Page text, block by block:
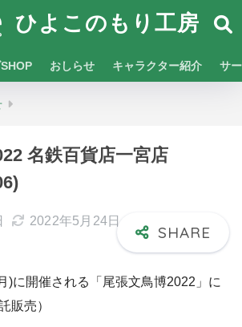
ひよこのもり工房
おしらせ キャラクター紹介 サ
名鉄百貨店一宮店
2022年5月24日
)に開催される「尾張文鳥博2022」に
販売）